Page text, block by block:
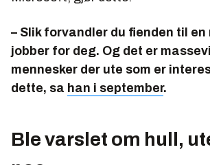
– Slik forvandler du fienden til en
jobber for deg. Og det er
mennesker der ute som er
dette, sa han i september.
Ble varslet om hull,